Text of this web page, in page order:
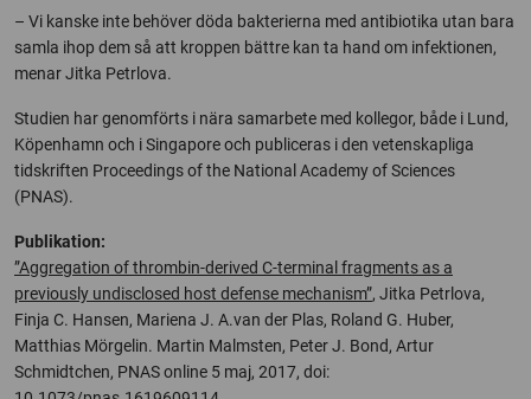
– Vi kanske inte behöver döda bakterierna med antibiotika utan bara
samla ihop dem så att kroppen bättre kan ta hand om infektionen,
menar Jitka Petrlova.
Studien har genomförts i nära samarbete med kollegor, både i Lund,
Köpenhamn och i Singapore och publiceras i den vetenskapliga
tidskriften Proceedings of the National Academy of Sciences
(PNAS).
Publikation:
”Aggregation of thrombin-derived C-terminal fragments as a
previously undisclosed host defense mechanism”, Jitka Petrlova,
Finja C. Hansen, Mariena J. A.van der Plas, Roland G. Huber,
Matthias Mörgelin. Martin Malmsten, Peter J. Bond, Artur
Schmidtchen, PNAS online 5 maj, 2017, doi: